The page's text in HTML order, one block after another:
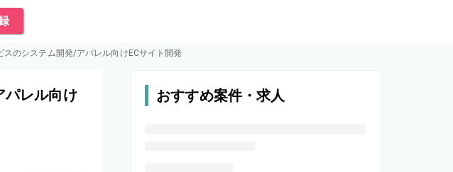
のシステム開発/アパレル向けECサイト開発
パレル向け
おすすめ案件・求人